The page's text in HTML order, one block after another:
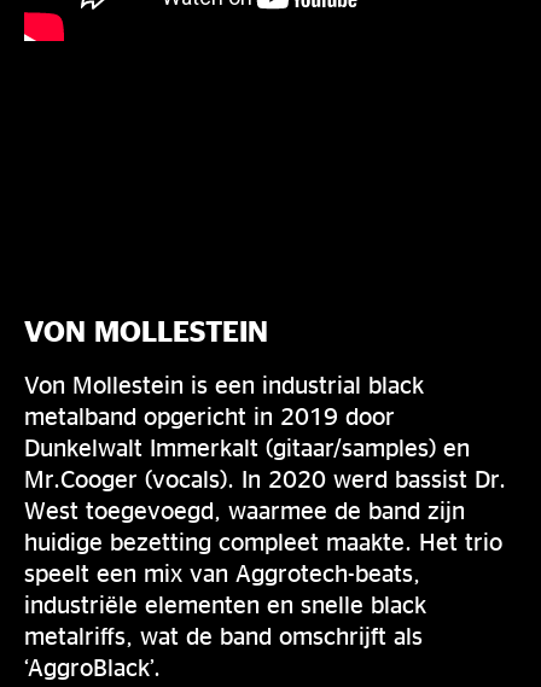
VON MOLLESTEIN
Von Mollestein is een industrial black
metalband opgericht in 2019 door
Dunkelwalt Immerkalt (gitaar/samples) en
Mr.Cooger (vocals). In 2020 werd bassist Dr.
West toegevoegd, waarmee de band zijn
huidige bezetting compleet maakte. Het trio
speelt een mix van Aggrotech-beats,
industriële elementen en snelle black
metalriffs, wat de band omschrijft als
‘AggroBlack’.